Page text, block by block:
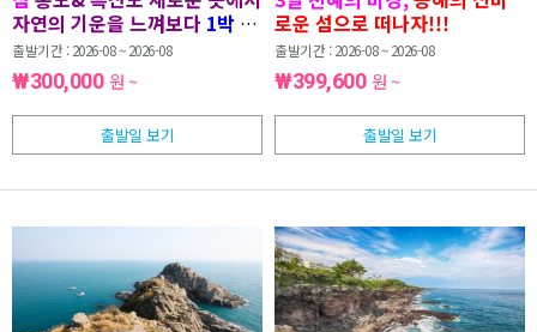
자연의 기운을 느껴보다 1박 2
일(8명 이상 )
출발기간 : 2026-08 ~ 2026-08
₩300,000 원 ~
출발일 보기
로운 섬으로 떠나자!!!
출발기간 : 2026-08 ~ 2026-08
₩399,600 원 ~
출발일 보기